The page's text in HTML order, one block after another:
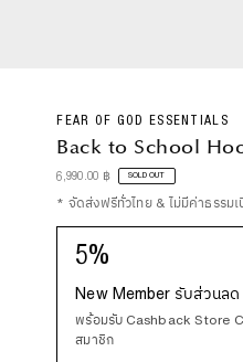
FEAR OF GOD ESSENTIALS
Back to School
Regular
Price
6,990.00 ฿ SOLD OUT
* จัดส่งฟรีทั่วไทย & ไม่มีค่าธรรม
5%
New Member รับส่วนล
พร้อมรับ Cashback Store
สมาชิก